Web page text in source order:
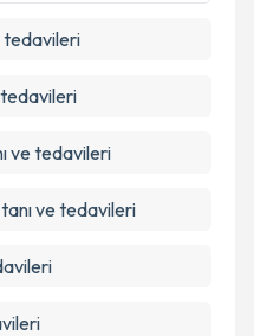
tedavileri
ve tedavileri
ve tedavileri